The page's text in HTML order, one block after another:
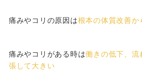
痛みやコリの原因は根本の体質改善か
痛みやコリがある時は働きの低下、
張して大きい